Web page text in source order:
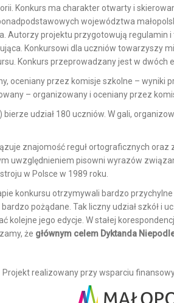
Konkurs ma charakter otwarty i
województwa
Autorzy projektu przygotowują regulamin
Konkursowi dla uczniów towarzyszy
Konkurs przeprowadzany jest w dwóch
oceniany przez komisje szkolne – wyniki
– organizowany i oceniany przez
udział 180 uczniów. W gali,
znajomość reguł ortograficznych oraz
uwzględnieniem pisowni wyrazów
w Polsce w 1989 roku.
konkursu otrzymywali bardzo
pożądane. Tak liczny udział szkół
kolejne jego edycje. W stałej
że głównym celem Dyktanda
Projekt realizowany przy wsparciu